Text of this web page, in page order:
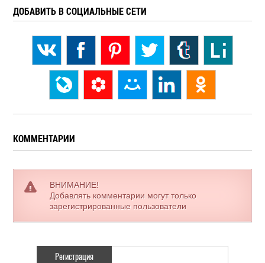
ДОБАВИТЬ В СОЦИАЛЬНЫЕ СЕТИ
КОММЕНТАРИИ
ВНИМАНИЕ!
Добавлять комментарии могут только
зарегистрированные пользователи
Регистрация